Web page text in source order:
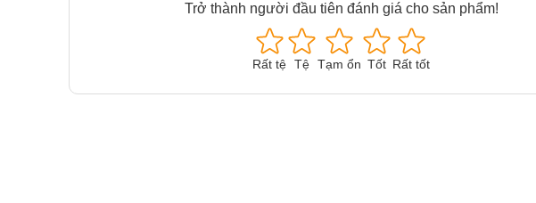
Trở thành người đầu tiên đánh giá cho sản phẩm!
Rất tệ Tệ Tạm ổn Tốt Rất tốt